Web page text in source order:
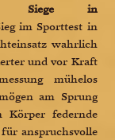
Siege in
im Sporttest in
wahrlich
und vor Kraft
mühelos
am Sprung
Körper federnde
anspruchsvolle